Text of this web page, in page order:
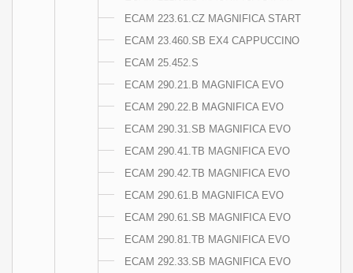
ECAM 223.61.CZ MAGNIFICA START
ECAM 23.460.SB EX4 CAPPUCCINO
ECAM 25.452.S
ECAM 290.21.B MAGNIFICA EVO
ECAM 290.22.B MAGNIFICA EVO
ECAM 290.31.SB MAGNIFICA EVO
ECAM 290.41.TB MAGNIFICA EVO
ECAM 290.42.TB MAGNIFICA EVO
ECAM 290.61.B MAGNIFICA EVO
ECAM 290.61.SB MAGNIFICA EVO
ECAM 290.81.TB MAGNIFICA EVO
ECAM 292.33.SB MAGNIFICA EVO